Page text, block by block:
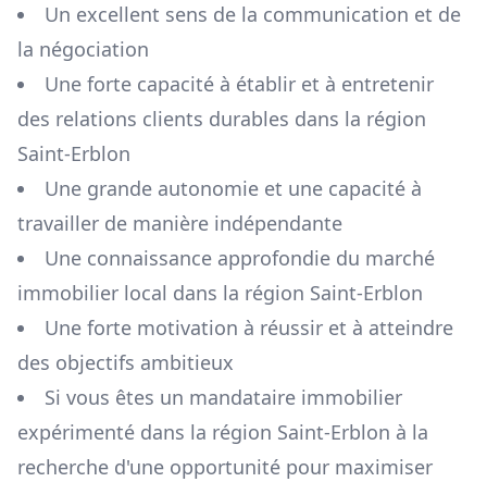
Un excellent sens de la communication et de
la négociation
Une forte capacité à établir et à entretenir
des relations clients durables dans la région
Saint-Erblon
Une grande autonomie et une capacité à
travailler de manière indépendante
Une connaissance approfondie du marché
immobilier local dans la région Saint-Erblon
Une forte motivation à réussir et à atteindre
des objectifs ambitieux
Si vous êtes un mandataire immobilier
expérimenté dans la région Saint-Erblon à la
recherche d'une opportunité pour maximiser